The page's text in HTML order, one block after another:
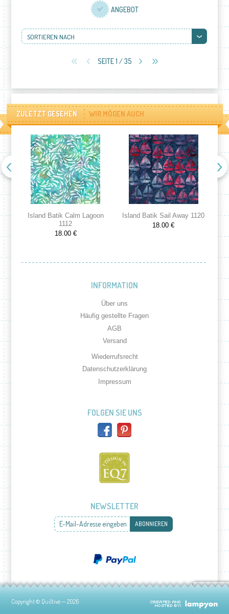
ANGEBOT
SORTIEREN NACH
SEITE 1 / 35
ZULETZT GESEHEN WIR MÖGEN AUCH
Island Batik Calm Lagoon
1112
18.00 €
Island Batik Sail Away 1120
18.00 €
INFORMATION
Über uns
Häufig gestellte Fragen
AGB
Versand
Wiederrufsrecht
Datenschutzerklärung
Impressum
FOLGEN SIE UNS
NEWSLETTER
E-Mail-Adresse eingeben ABONNIEREN
Copyright © Quiltive — 2026